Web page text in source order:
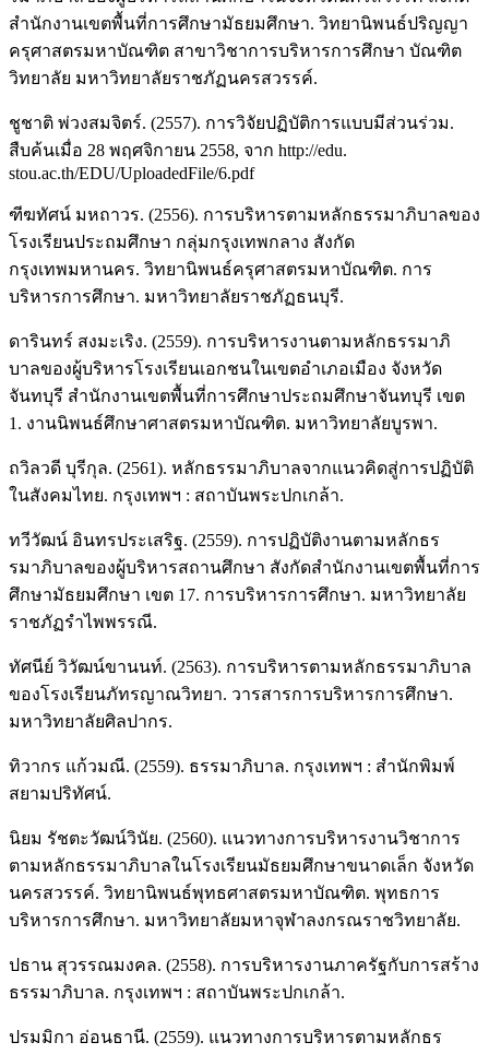
สำนักงานเขตพื้นที่การศึกษามัธยมศึกษา. วิทยานิพนธ์ปริญญา
ครุศาสตรมหาบัณฑิต สาขาวิชาการบริหารการศึกษา บัณฑิต
วิทยาลัย มหาวิทยาลัยราชภัฏนครสวรรค์.
ชูชาติ พ่วงสมจิตร์. (2557). การวิจัยปฏิบัติการแบบมีส่วนร่วม.
สืบค้นเมื่อ 28 พฤศจิกายน 2558, จาก http://edu.
stou.ac.th/EDU/UploadedFile/6.pdf
ฑีฆทัศน์ มหถาวร. (2556). การบริหารตามหลักธรรมาภิบาลของ
โรงเรียนประถมศึกษา กลุ่มกรุงเทพกลาง สังกัด
กรุงเทพมหานคร. วิทยานิพนธ์ครุศาสตรมหาบัณฑิต. การ
บริหารการศึกษา. มหาวิทยาลัยราชภัฏธนบุรี.
ดารินทร์ สงมะเริง. (2559). การบริหารงานตามหลักธรรมาภิ
บาลของผู้บริหารโรงเรียนเอกชนในเขตอำเภอเมือง จังหวัด
จันทบุรี สำนักงานเขตพื้นที่การศึกษาประถมศึกษาจันทบุรี เขต
1. งานนิพนธ์ศึกษาศาสตรมหาบัณฑิต. มหาวิทยาลัยบูรพา.
ถวิลวดี บุรีกุล. (2561). หลักธรรมาภิบาลจากแนวคิดสู่การปฏิบัติ
ในสังคมไทย. กรุงเทพฯ : สถาบันพระปกเกล้า.
ทวีวัฒน์ อินทรประเสริฐ. (2559). การปฏิบัติงานตามหลักธร
รมาภิบาลของผู้บริหารสถานศึกษา สังกัดสำนักงานเขตพื้นที่การ
ศึกษามัธยมศึกษา เขต 17. การบริหารการศึกษา. มหาวิทยาลัย
ราชภัฏรำไพพรรณี.
ทัศนีย์ วิวัฒน์ขานนท์. (2563). การบริหารตามหลักธรรมาภิบาล
ของโรงเรียนภัทรญาณวิทยา. วารสารการบริหารการศึกษา.
มหาวิทยาลัยศิลปากร.
ทิวากร แก้วมณี. (2559). ธรรมาภิบาล. กรุงเทพฯ : สำนักพิมพ์
สยามปริทัศน์.
นิยม รัชตะวัฒน์วินัย. (2560). แนวทางการบริหารงานวิชาการ
ตามหลักธรรมาภิบาลในโรงเรียนมัธยมศึกษาขนาดเล็ก จังหวัด
นครสวรรค์. วิทยานิพนธ์พุทธศาสตรมหาบัณฑิต. พุทธการ
บริหารการศึกษา. มหาวิทยาลัยมหาจุฬาลงกรณราชวิทยาลัย.
ปธาน สุวรรณมงคล. (2558). การบริหารงานภาครัฐกับการสร้าง
ธรรมาภิบาล. กรุงเทพฯ : สถาบันพระปกเกล้า.
ปรมมิกา อ่อนธานี. (2559). แนวทางการบริหารตามหลักธร